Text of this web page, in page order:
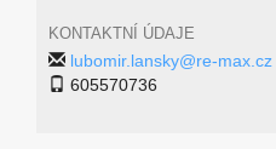
KONTAKTNÍ ÚDAJE
lubomir.lansky@re-max.cz
605570736